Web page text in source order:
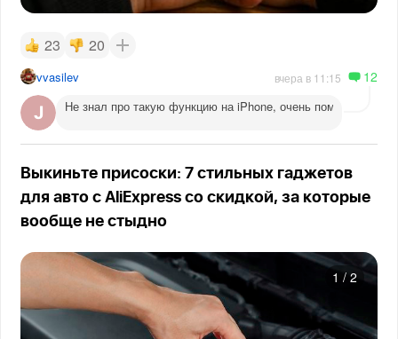
23 20
vvasilev вчера в 11:15 12
Не знал про такую функцию на iPhone, очень помогает
Выкиньте присоски: 7 стильных гаджетов
для авто с AliExpress со скидкой, за которые
вообще не стыдно
1 / 2